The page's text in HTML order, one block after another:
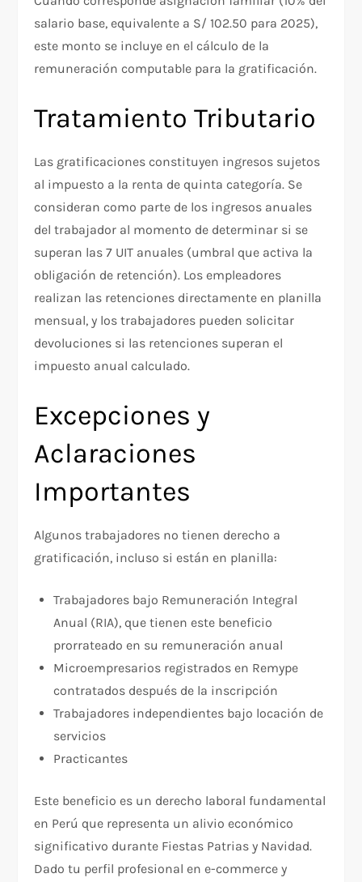
salario base, equivalente a S/ 102.50 para 2025),
este monto se incluye en el cálculo de la
remuneración computable para la gratificación.​
Tratamiento Tributario
Las gratificaciones constituyen ingresos sujetos
al impuesto a la renta de quinta categoría. Se
consideran como parte de los ingresos anuales
del trabajador al momento de determinar si se
superan las 7 UIT anuales (umbral que activa la
obligación de retención). Los empleadores
realizan las retenciones directamente en planilla
mensual, y los trabajadores pueden solicitar
devoluciones si las retenciones superan el
impuesto anual calculado.​
Excepciones y
Aclaraciones
Importantes
Algunos trabajadores no tienen derecho a
gratificación, incluso si están en planilla:​
Trabajadores bajo Remuneración Integral
Anual (RIA), que tienen este beneficio
prorrateado en su remuneración anual
Microempresarios registrados en Remype
contratados después de la inscripción
Trabajadores independientes bajo locación de
servicios
Practicantes
Este beneficio es un derecho laboral fundamental
en Perú que representa un alivio económico
significativo durante Fiestas Patrias y Navidad.
Dado tu perfil profesional en e-commerce y